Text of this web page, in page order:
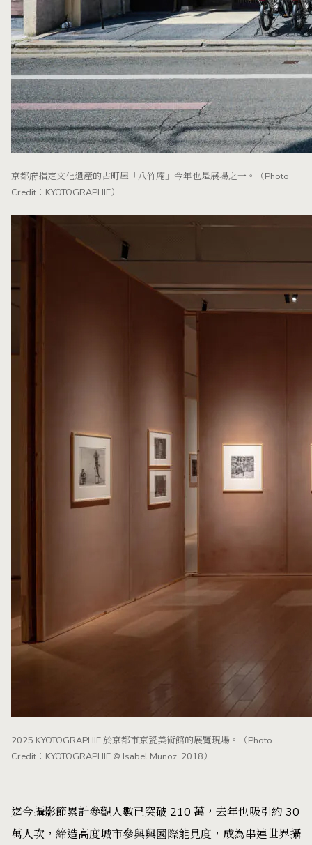
京都府指定文化遺產的古町屋「八竹庵」今年也是展場之一。（Photo
Credit：KYOTOGRAPHIE）
2025 KYOTOGRAPHIE 於京都市京瓷美術館的展覽現場。（Photo
Credit：KYOTOGRAPHIE © Isabel Munoz, 2018）
迄今攝影節累計參觀人數已突破 210 萬，去年也吸引約 30
萬人次，締造高度城市參與與國際能見度，成為串連世界攝